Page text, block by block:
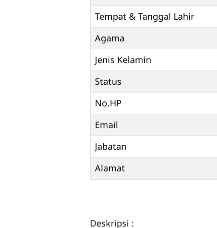
Tempat & Tanggal Lahir
Agama
Jenis Kelamin
Status
No.HP
Email
Jabatan
Alamat
Deskripsi :